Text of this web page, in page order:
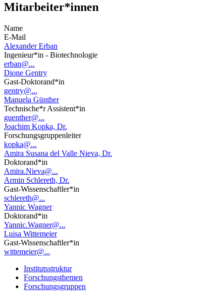
Mitarbeiter*innen
Name
E-Mail
Alexander Erban
Ingenieur*in - Biotechnologie
erban@...
Dione Gentry
Gast-Doktorand*in
gentry@...
Manuela Günther
Technische*r Assistent*in
guenther@...
Joachim Kopka, Dr.
Forschungsgruppenleiter
kopka@...
Amira Susana del Valle Nieva, Dr.
Doktorand*in
Amira.Nieva@...
Armin Schlereth, Dr.
Gast-Wissenschaftler*in
schlereth@...
Yannic Wagner
Doktorand*in
Yannic.Wagner@...
Luisa Wittemeier
Gast-Wissenschaftler*in
wittemeier@...
Institutsstruktur
Forschungsthemen
Forschungsgruppen